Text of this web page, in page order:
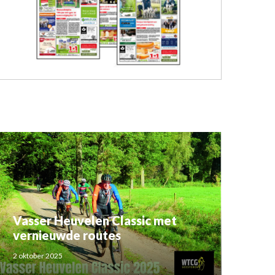
Vasser Heuvelen Classic met
vernieuwde routes
2 oktober 2025